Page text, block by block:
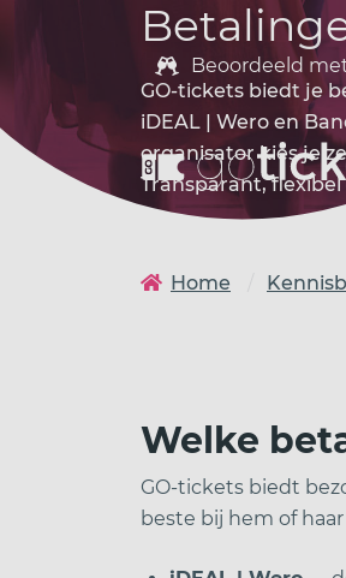
Beoordeeld
GO-tickets biedt je
iDEAL | Wero en
organisator kies je
Transparant, flexibel
Home
Welke
GO-tickets biedt
beste bij hem of